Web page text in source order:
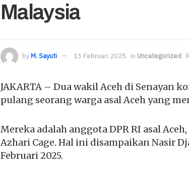
Malaysia
byM. Sayuti 13 Februari 2025 in Uncategorized
JAKARTA – Dua wakil Aceh di Senayan
pulang seorang warga asal Aceh yang
Mereka adalah anggota DPR RI asal
Azhari Cage. Hal ini disampaikan Nasir
Februari 2025.